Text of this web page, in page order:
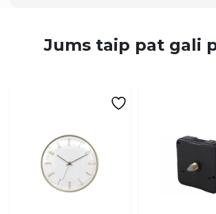
Jums taip pat gali